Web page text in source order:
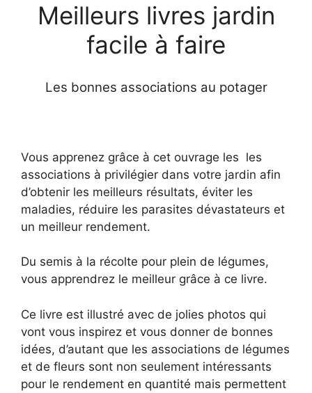
Meilleurs livres jardin
facile à faire
Les bonnes associations au potager
Vous apprenez grâce à cet ouvrage les les
associations à privilégier dans votre jardin afin
d’obtenir les meilleurs résultats, éviter les
maladies, réduire les parasites dévastateurs et
un meilleur rendement.
Du semis à la récolte pour plein de légumes,
vous apprendrez le meilleur grâce à ce livre.
Ce livre est illustré avec de jolies photos qui
vont vous inspirez et vous donner de bonnes
idées, d’autant que les associations de légumes
et de fleurs sont non seulement intéressants
pour le rendement en quantité mais permettent